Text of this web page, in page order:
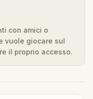
con amici o
vuole giocare sul
il proprio accesso.